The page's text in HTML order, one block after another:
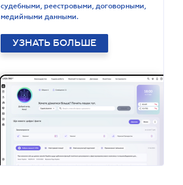
судебными, реестровыми, договорными,
медийными данными.
УЗНАТЬ БОЛЬШЕ